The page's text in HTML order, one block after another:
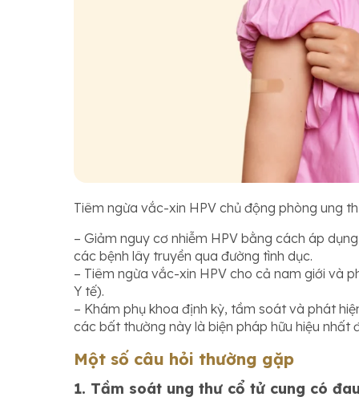
Tiêm ngừa vắc-xin HPV chủ động phòng ung
– Giảm nguy cơ nhiễm HPV bằng cách áp
các bệnh lây truyền qua đường tình dục.
– Tiêm ngừa vắc-xin HPV cho cả nam giới và
Y tế).
– Khám phụ khoa định kỳ, tầm soát và phát
các bất thường này là biện pháp hữu hiệu nhất
Một số câu hỏi thường gặp
1. Tầm soát ung thư cổ tử cung có